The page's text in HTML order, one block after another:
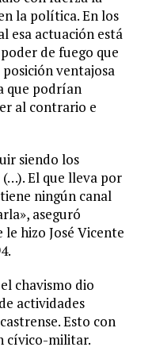
la política. En los
esa actuación está
de fuego que
ventajosa
que podrían
al contrario e
siendo los
El que lleva por
ningún canal
aseguró
hizo José Vicente
chavismo dio
actividades
Esto con
cívico-militar.